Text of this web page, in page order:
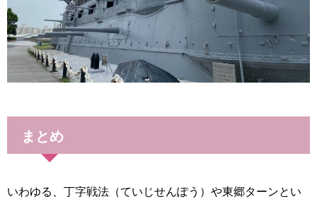
まとめ
いわゆる、丁字戦法（ていじせんぽう）や東郷ターンとい